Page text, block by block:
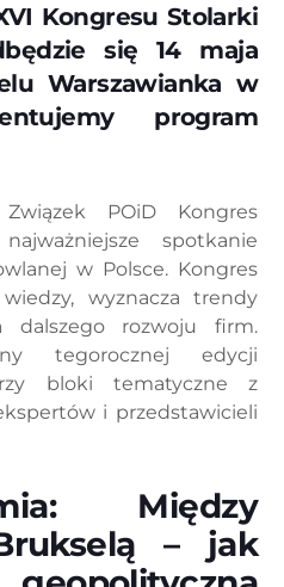
Kongresu Stolarki
się 14 maja
Warszawianka w
program
POiD Kongres
spotkanie
w Polsce. Kongres
wyznacza trendy
rozwoju firm.
tegorocznej edycji
bloki tematyczne z
i przedstawicieli
Między
– jak